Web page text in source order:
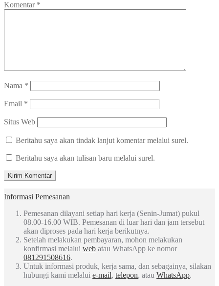
Komentar *
Nama *
Email *
Situs Web
Beritahu saya akan tindak lanjut komentar melalui surel.
Beritahu saya akan tulisan baru melalui surel.
Informasi Pemesanan
Pemesanan dilayani setiap hari kerja (Senin-Jumat) pukul
08.00-16.00 WIB. Pemesanan di luar hari dan jam tersebut
akan diproses pada hari kerja berikutnya.
Setelah melakukan pembayaran, mohon melakukan
konfirmasi melalui web atau WhatsApp ke nomor
081291508616.
Untuk informasi produk, kerja sama, dan sebagainya, silakan
hubungi kami melalui e-mail, telepon, atau WhatsApp.